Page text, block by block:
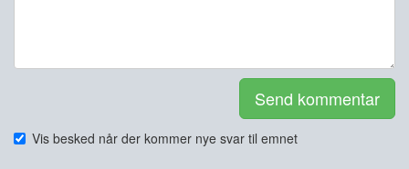
Send kommentar
Vis besked når der kommer nye svar til emnet